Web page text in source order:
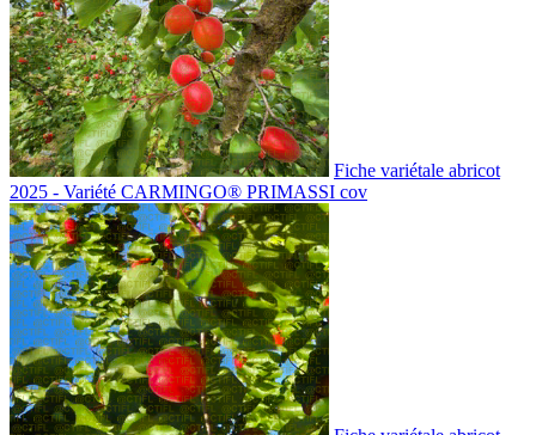
Fiche variétale abricot
2025 - Variété CARMINGO® PRIMASSI cov